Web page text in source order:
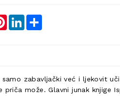
PinterestLinkedIn
zabavljački već i ljekovit
može. Glavni junak knjige